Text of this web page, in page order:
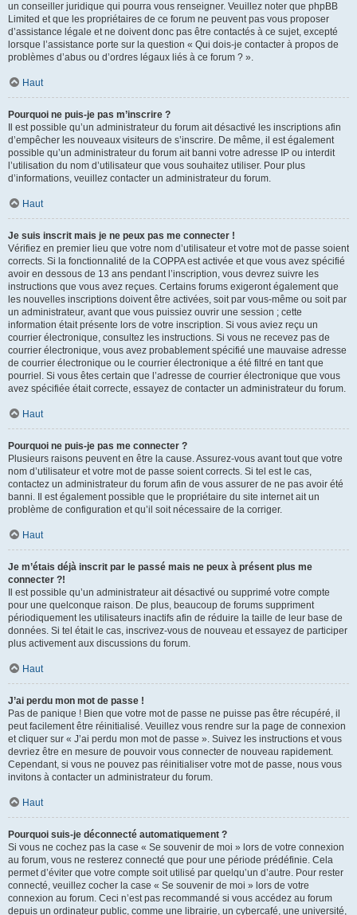
un conseiller juridique qui pourra vous renseigner. Veuillez noter que phpBB
Limited et que les propriétaires de ce forum ne peuvent pas vous proposer
d’assistance légale et ne doivent donc pas être contactés à ce sujet, excepté
lorsque l’assistance porte sur la question « Qui dois-je contacter à propos de
problèmes d’abus ou d’ordres légaux liés à ce forum ? ».
Haut
Pourquoi ne puis-je pas m’inscrire ?
Il est possible qu’un administrateur du forum ait désactivé les inscriptions afin
d’empêcher les nouveaux visiteurs de s’inscrire. De même, il est également
possible qu’un administrateur du forum ait banni votre adresse IP ou interdit
l’utilisation du nom d’utilisateur que vous souhaitez utiliser. Pour plus
d’informations, veuillez contacter un administrateur du forum.
Haut
Je suis inscrit mais je ne peux pas me connecter !
Vérifiez en premier lieu que votre nom d’utilisateur et votre mot de passe soient
corrects. Si la fonctionnalité de la COPPA est activée et que vous avez spécifié
avoir en dessous de 13 ans pendant l’inscription, vous devrez suivre les
instructions que vous avez reçues. Certains forums exigeront également que
les nouvelles inscriptions doivent être activées, soit par vous-même ou soit par
un administrateur, avant que vous puissiez ouvrir une session ; cette
information était présente lors de votre inscription. Si vous aviez reçu un
courrier électronique, consultez les instructions. Si vous ne recevez pas de
courrier électronique, vous avez probablement spécifié une mauvaise adresse
de courrier électronique ou le courrier électronique a été filtré en tant que
pourriel. Si vous êtes certain que l’adresse de courrier électronique que vous
avez spécifiée était correcte, essayez de contacter un administrateur du forum.
Haut
Pourquoi ne puis-je pas me connecter ?
Plusieurs raisons peuvent en être la cause. Assurez-vous avant tout que votre
nom d’utilisateur et votre mot de passe soient corrects. Si tel est le cas,
contactez un administrateur du forum afin de vous assurer de ne pas avoir été
banni. Il est également possible que le propriétaire du site internet ait un
problème de configuration et qu’il soit nécessaire de la corriger.
Haut
Je m’étais déjà inscrit par le passé mais ne peux à présent plus me
connecter ?!
Il est possible qu’un administrateur ait désactivé ou supprimé votre compte
pour une quelconque raison. De plus, beaucoup de forums suppriment
périodiquement les utilisateurs inactifs afin de réduire la taille de leur base de
données. Si tel était le cas, inscrivez-vous de nouveau et essayez de participer
plus activement aux discussions du forum.
Haut
J’ai perdu mon mot de passe !
Pas de panique ! Bien que votre mot de passe ne puisse pas être récupéré, il
peut facilement être réinitialisé. Veuillez vous rendre sur la page de connexion
et cliquer sur « J’ai perdu mon mot de passe ». Suivez les instructions et vous
devriez être en mesure de pouvoir vous connecter de nouveau rapidement.
Cependant, si vous ne pouvez pas réinitialiser votre mot de passe, nous vous
invitons à contacter un administrateur du forum.
Haut
Pourquoi suis-je déconnecté automatiquement ?
Si vous ne cochez pas la case « Se souvenir de moi » lors de votre connexion
au forum, vous ne resterez connecté que pour une période prédéfinie. Cela
permet d’éviter que votre compte soit utilisé par quelqu’un d’autre. Pour rester
connecté, veuillez cocher la case « Se souvenir de moi » lors de votre
connexion au forum. Ceci n’est pas recommandé si vous accédez au forum
depuis un ordinateur public, comme une librairie, un cybercafé, une université,